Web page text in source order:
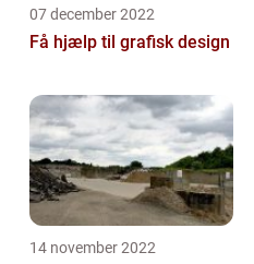
07 december 2022
Få hjælp til grafisk design
14 november 2022